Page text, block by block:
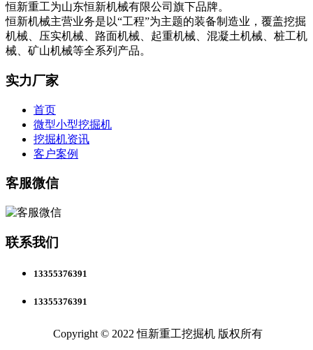
恒新重工为山东恒新机械有限公司旗下品牌。
恒新机械主营业务是以“工程”为主题的装备制造业，覆盖挖掘
机械、压实机械、路面机械、起重机械、混凝土机械、桩工机
械、矿山机械等全系列产品。
实力厂家
首页
微型小型挖掘机
挖掘机资讯
客户案例
客服微信
联系我们
13355376391
13355376391
Copyright © 2022 恒新重工挖掘机 版权所有